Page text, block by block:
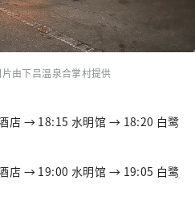
由下吕温泉合掌村提供
店 → 18:15 水明馆 → 18:20 白鹭
店 → 19:00 水明馆 → 19:05 白鹭